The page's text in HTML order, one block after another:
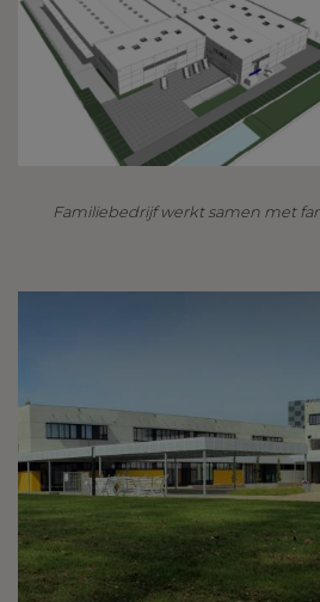
Familiebedrijf werkt samen met